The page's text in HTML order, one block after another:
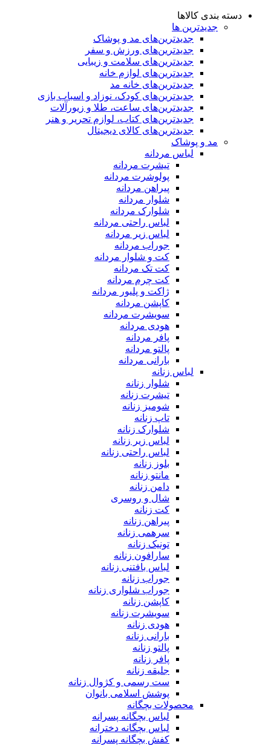
دسته بندی کالاها
جدیدترین ها
جدید‌ترین‌های مد و پوشاک
جدید‌ترین‌های ورزش و سفر
جدید‌ترین‌های سلامت و زیبایی
جدید‌ترین‌های لوازم خانه
جدیدترین‌های خانه مد
جدید‌ترین‌های کودک، نوزاد و اسباب بازی
جدید‌ترین‌های ساعت، طلا و زیورآلات
جدید‌ترین‌های کتاب، لوازم تحریر و هنر
جدید‌ترین‌های کالای دیجیتال
مد و پوشاک
لباس مردانه
تیشرت مردانه
پولوشرت مردانه
پیراهن مردانه
شلوار مردانه
شلوارک مردانه
لباس راحتی مردانه
لباس زیر مردانه
جوراب مردانه
کت و شلوار مردانه
کت تک مردانه
کت چرم مردانه
ژاکت و پلیور مردانه
کاپشن مردانه
سویشرت مردانه
هودی مردانه
پافر مردانه
پالتو مردانه
بارانی مردانه
لباس زنانه
شلوار زنانه
تیشرت زنانه
شومیز زنانه
تاپ زنانه
شلوارک زنانه
لباس زیر زنانه
لباس راحتی زنانه
بلوز زنانه
مانتو زنانه
دامن زنانه
شال و روسری
کت زنانه
پیراهن زنانه
سرهمی زنانه
تونیک زنانه
سارافون زنانه
لباس بافتنی زنانه
جوراب زنانه
جوراب شلواری زنانه
کاپشن زنانه
سویشرت زنانه
هودی زنانه
بارانی زنانه
پالتو زنانه
پافر زنانه
جلیقه زنانه
ست رسمی و کژوال زنانه
پوشش اسلامی بانوان
محصولات بچگانه
لباس بچگانه پسرانه
لباس بچگانه دخترانه
کفش بچگانه پسرانه